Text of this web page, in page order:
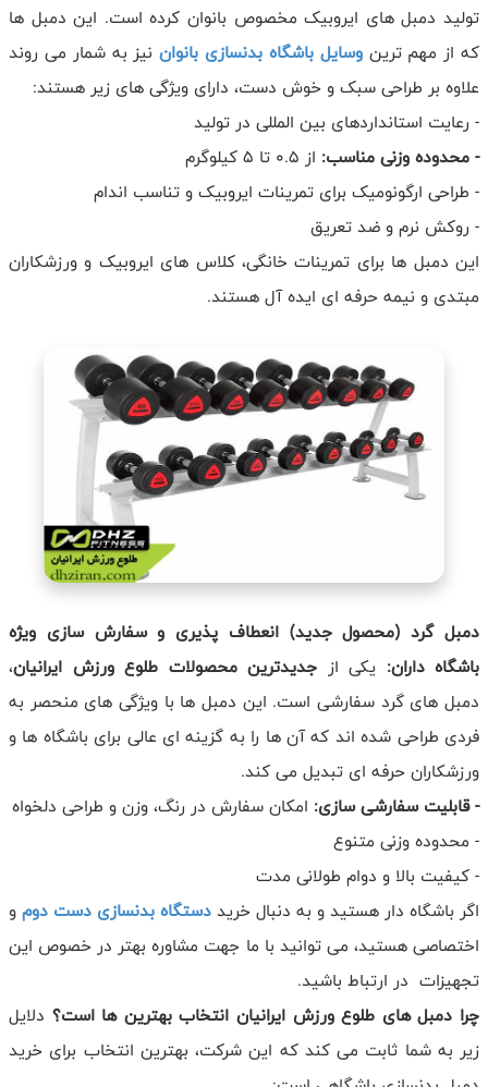
تولید دمبل های ایروبیک مخصوص بانوان کرده است. این دمبل ها
که از مهم ترینوسایل باشگاه بدنسازی بانوان نیز به شمار می روند
علاوه بر طراحی سبک و خوش دست، دارای ویژگی های زیر هستند:
- رعایت استانداردهای بین المللی در تولید
- محدوده وزنی مناسب: از 0.5 تا 5 کیلوگرم
- طراحی ارگونومیک برای تمرینات ایروبیک و تناسب اندام
- روکش نرم و ضد تعریق
این دمبل ها برای تمرینات خانگی، کلاس های ایروبیک و ورزشکاران
مبتدی و نیمه حرفه ای ایده آل هستند.
دمبل گرد (محصول جدید) انعطاف پذیری و سفارش سازی ویژه
باشگاه داران: یکی از جدیدترین محصولات طلوع ورزش ایرانیان،
دمبل های گرد سفارشی است. این دمبل ها با ویژگی های منحصر به
فردی طراحی شده اند که آن ها را به گزینه ای عالی برای باشگاه ها و
ورزشکاران حرفه ای تبدیل می کند.
- قابلیت سفارشی سازی: امکان سفارش در رنگ، وزن و طراحی دلخواه
- محدوده وزنی متنوع
- کیفیت بالا و دوام طولانی مدت
اگر باشگاه دار هستید و به دنبال خریددستگاه بدنسازی دست دومو
اختصاصی هستید، می توانید با ما جهت مشاوره بهتر در خصوص این
تجهیزات در ارتباط باشید.
چرا دمبل های طلوع ورزش ایرانیان انتخاب بهترین ها است؟ دلایل
زیر به شما ثابت می کند که این شرکت، بهترین انتخاب برای خرید